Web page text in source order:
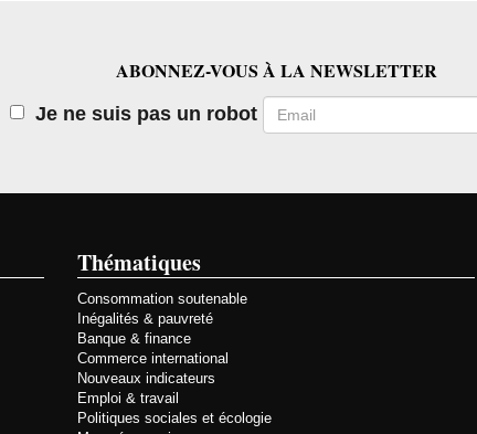
ABONNEZ-VOUS À LA NEWSLETTER
Je ne suis pas un robot Email
Thématiques
Consommation soutenable
Inégalités & pauvreté
Banque & finance
Commerce international
Nouveaux indicateurs
Emploi & travail
Politiques sociales et écologie